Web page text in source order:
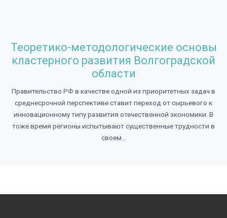
Теоретико-методологические основы
кластерного развития Волгоградской
области
Правительство РФ в качестве одной из приоритетных задач в
среднесрочной перспективе ставит переход от сырьевого к
инновационному типу развития отечественной экономики. В
тоже время регионы испытывают существенные трудности в
своем...